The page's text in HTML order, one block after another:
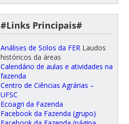
#Links Principais#
Análises de Solos da FER Laudos
históricos da áreas
Calendário de aulas e atividades na
fazenda
Centro de Ciências Agrárias –
UFSC
Ecoagri da Fazenda
Facebook da Fazenda (grupo)